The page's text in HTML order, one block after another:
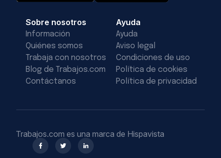
Sobre nosotros
Información
Quiénes somos
Trabaja con nosotros
Blog de Trabajos.com
Contáctanos
Ayuda
Ayuda
Aviso legal
Condiciones de uso
Política de cookies
Política de privacidad
Trabajos.com es una marca de Hispavista